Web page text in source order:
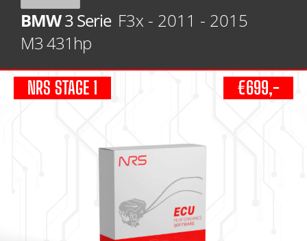
BMW3 Serie F3x - 2011 - 2015
M3 431hp
NRS STAGE 1 €699,-